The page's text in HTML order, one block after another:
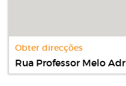
Obter direcções
Rua Professor Melo